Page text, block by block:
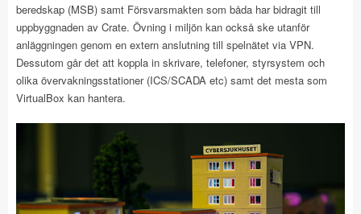
beredskap (MSB) samt Försvarsmakten som båda har bidragit till
uppbyggnaden av Crate. Övning i miljön kan också ske utanför
anläggningen genom en extern anslutning till spelnätet via VPN.
Dessutom går det att koppla in skrivare, telefoner, styrsystem och
olika övervakningsstationer (ICS/SCADA etc) samt det mesta som
VirtualBox kan hantera.